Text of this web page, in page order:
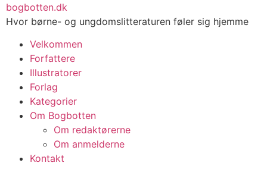
Videre
til
bogbotten.dk
Hvor børne- og ungdomslitteraturen føler sig hjemme
Velkommen
Forfattere
Illustratorer
Forlag
Kategorier
Om Bogbotten
Om redaktørerne
Om anmelderne
Kontakt